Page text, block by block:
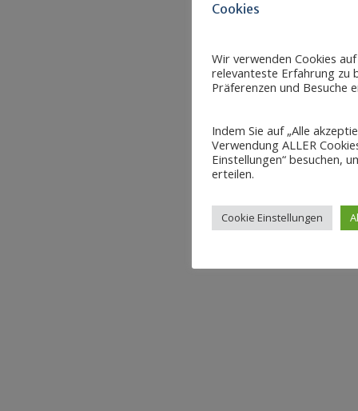
Cookies
Wir verwenden Cookies
relevanteste Erfahrung zu
Präferenzen und Besuche
Indem Sie auf „Alle
Verwendung ALLER
Einstellungen“ besuchen,
erteilen.
Cookie Einstellungen